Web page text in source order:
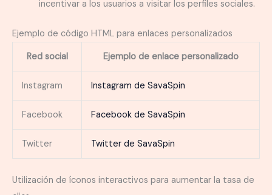
incentivar a los usuarios a visitar los perfiles sociales.
Ejemplo de código HTML para enlaces personalizados
Red social
Ejemplo de enlace personalizado
Instagram Instagram de SavaSpin
Facebook Facebook de SavaSpin
Twitter Twitter de SavaSpin
Utilización de íconos interactivos para aumentar la tasa de